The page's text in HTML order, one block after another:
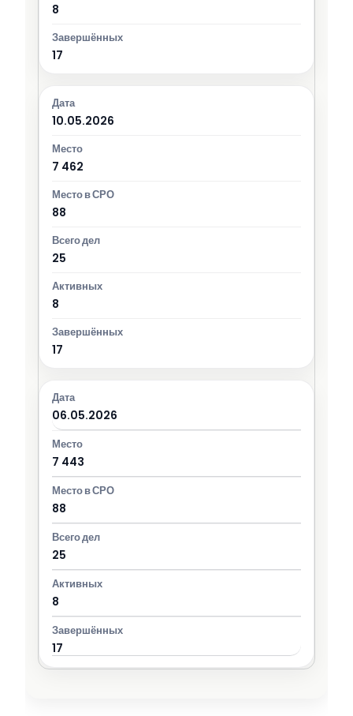
8
17
10.05.2026
7 462
88
25
8
17
06.05.2026
7 443
88
25
8
17